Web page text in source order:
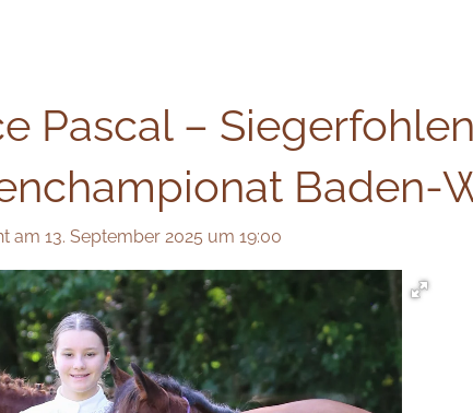
Pascal –
Baden-
am 13. September 2025 um 19:00